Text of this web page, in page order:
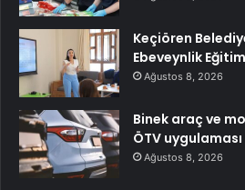
Keçiören
Ebeveynlik
Ağustos 8, 2026
Binek araç ve
ÖTV
Ağustos 8, 2026